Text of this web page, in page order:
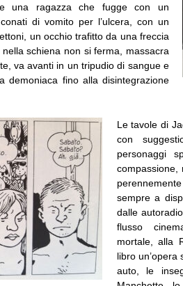
una ragazza che fugge con un
di vomito per l’ulcera, con un
un occhio trafitto da una freccia
schiena non si ferma, massacra
va avanti in un tripudio di sangue e
demoniaca fino alla disintegrazione
Le tavole di
con
personaggi
compassione,
sempre a
dalle
flusso
mortale, alla
libro un’opera
auto, le